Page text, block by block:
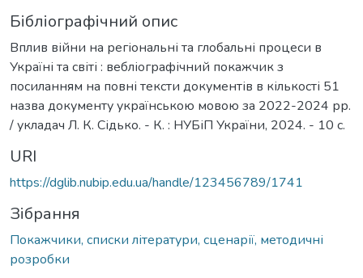
Бібліографічний опис
Вплив війни на регіональні та глобальні процеси в
Україні та світі : вебліографічний покажчик з
посиланням на повні тексти документів в кількості 51
назва документу українською мовою за 2022-2024 рр.
/ укладач Л. К. Сідько. - К. : НУБіП України, 2024. - 10 с.
URI
https://dglib.nubip.edu.ua/handle/123456789/1741
Зібрання
Покажчики, списки літератури, сценарії, методичні
розробки